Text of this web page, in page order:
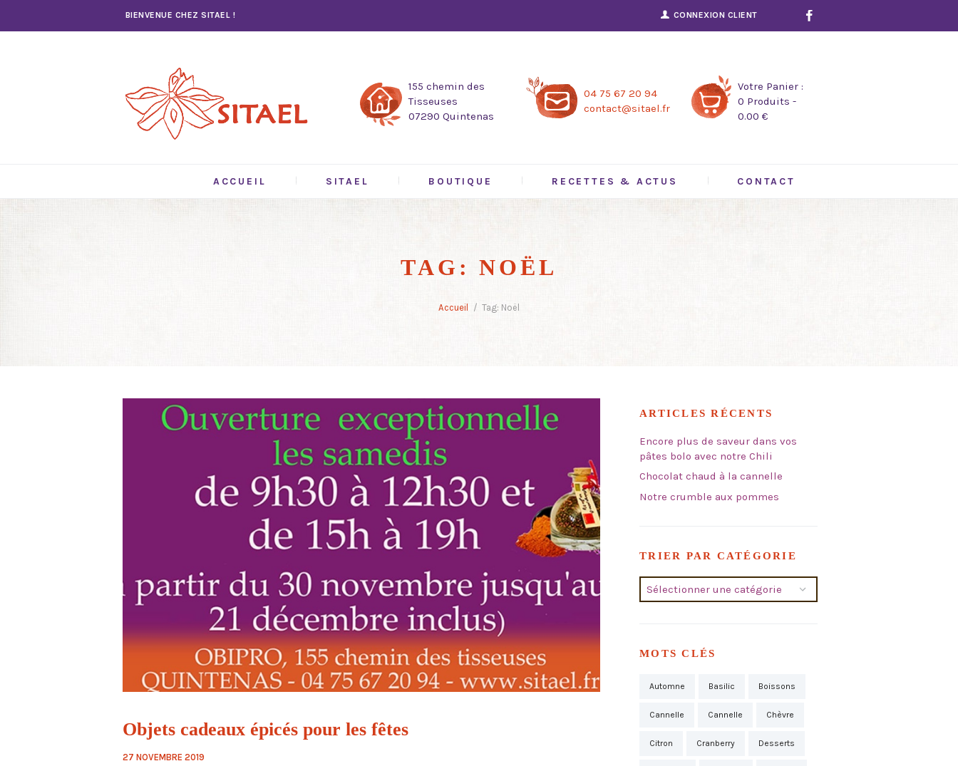
BIENVENUE CHEZ SITAEL ! CONNEXION CLIENT
155 chemin des
Tisseuses
07290 Quintenas
04 75 67 20 94
contact@sitael.fr
Votre Panier :
0 Produits -
0.00 €
ACCUEIL SITAEL BOUTIQUE RECETTES & ACTUS CONTACT
TAG: NOËL
Accueil Tag: Noël
Objets cadeaux épicés pour les fêtes
27 NOVEMBRE 2019
ARTICLES RÉCENTS
Encore plus de saveur dans vos
pâtes bolo avec notre Chili
Chocolat chaud à la cannelle
Notre crumble aux pommes
TRIER PAR CATÉGORIE
Trier
par
MOTS CLÉS
Automne Basilic Boissons
Cannelle Cannelle Chèvre
Citron Cranberry Desserts